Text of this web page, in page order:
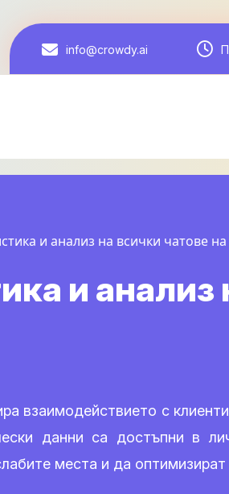
info@crowdy.ai
и анализ на всички чатове
и анализ
взаимодействието с
данни са достъпни в
места и да